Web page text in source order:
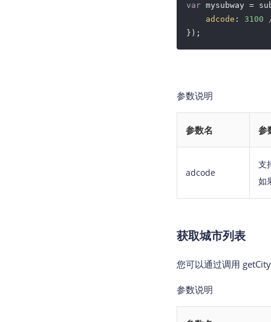
var mysubway =
adcode : 3100
});
参数说明
参数名 参
adcode
支
如
获取城市列表
您可以通过调用
参数说明